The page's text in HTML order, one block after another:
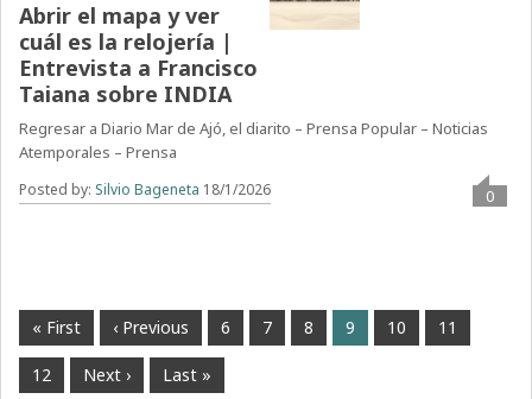
Abrir el mapa y ver
cuál es la relojería |
Entrevista a Francisco
Taiana sobre INDIA
Regresar a Diario Mar de Ajó, el diarito – Prensa Popular – Noticias
Atemporales – Prensa
Posted by: Silvio Bageneta 18/1/2026 0
« First ‹ Previous 6 7 8 9 10 11
12 Next › Last »